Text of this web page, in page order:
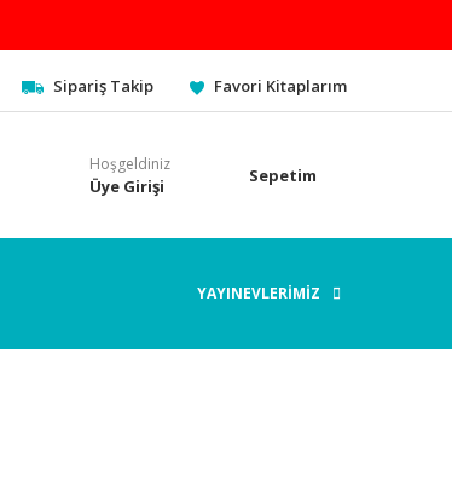
Sipariş Takip Favori Kitaplarım
Hoşgeldiniz
Üye Girişi Sepetim
YAYINEVLERİMİZ